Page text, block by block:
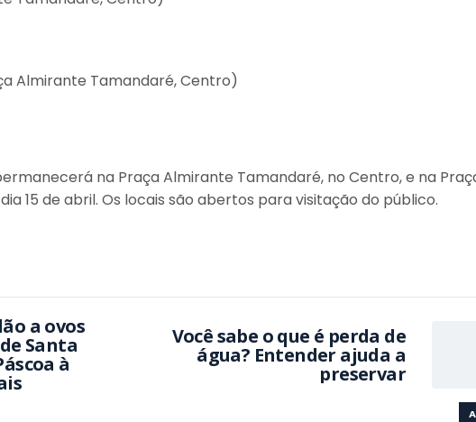
Almirante Tamandaré, Centro)
na Praça Almirante Tamandaré, no Centro, e na
15 de abril. Os locais são abertos para visitação do público.
a ovos
Santa
à
Você sabe o que é perda de
água? Entender ajuda a
preservar